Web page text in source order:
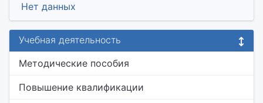
Нет данных
Учебная деятельность
Методические пособия
Повышение квалификации